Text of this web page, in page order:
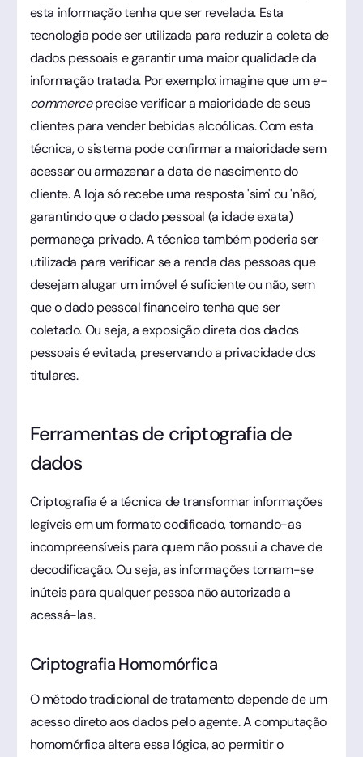
esta informação tenha que ser revelada. Esta
tecnologia pode ser utilizada para reduzir a coleta de
dados pessoais e garantir uma maior qualidade da
informação tratada. Por exemplo: imagine que ume-
commerceprecise verificar a maioridade de seus
clientes para vender bebidas alcoólicas. Com esta
técnica, o sistema pode confirmar a maioridade sem
acessar ou armazenar a data de nascimento do
cliente. A loja só recebe uma resposta 'sim' ou 'não',
garantindo que o dado pessoal (a idade exata)
permaneça privado. A técnica também poderia ser
utilizada para verificar se a renda das pessoas que
desejam alugar um imóvel é suficiente ou não, sem
que o dado pessoal financeiro tenha que ser
coletado. Ou seja, a exposição direta dos dados
pessoais é evitada, preservando a privacidade dos
titulares.
Ferramentas de criptografia de
dados
Criptografia é a técnica de transformar informações
legíveis em um formato codificado, tornando-as
incompreensíveis para quem não possui a chave de
decodificação. Ou seja, as informações tornam-se
inúteis para qualquer pessoa não autorizada a
acessá-las.
Criptografia Homomórfica
O método tradicional de tratamento depende de um
acesso direto aos dados pelo agente. A computação
homomórfica altera essa lógica, ao permitir o